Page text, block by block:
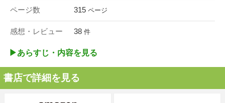
ページ数 315 ページ
感想・レビュー 38 件
▶︎あらすじ・内容を見る
書店で詳細を見る